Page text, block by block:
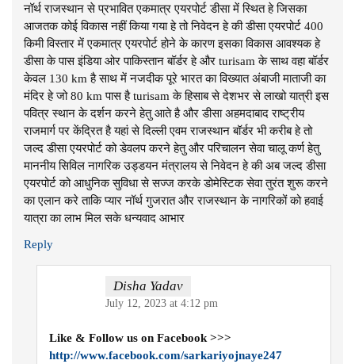
नॉर्थ राजस्थान से प्रभावित एकमात्र एयरपोर्ट डीसा में स्थित हे जिसका
आजतक कोई विकास नहीं किया गया हे तो निवेदन हे की डीसा एयरपोर्ट 400
किमी विस्तार में एकमात्र एयरपोर्ट होने के कारण इसका विकास आवश्यक हे
डीसा के पास इंडिया ओर पाकिस्तान बॉर्डर हे और turisam के साथ वहा बॉर्डर
केवल 130 km है साथ में नजदीक पूरे भारत का विख्यात अंबाजी माताजी का
मंदिर हे जो 80 km पास है turisam के हिसाब से देशभर से लाखो यात्री इस
पवित्र स्थान के दर्शन करने हेतु आते है और डीसा अहमदाबाद राष्ट्रीय
राजमार्ग पर केंद्रित है यहां से दिल्ली एवम राजस्थान बॉर्डर भी करीब हे तो
जल्द डीसा एयरपोर्ट को डेवलप करने हेतु और परिचालन सेवा चालू कर्ण हेतु
माननीय सिविल नागरिक उड्डयन मंत्रालय से निवेदन हे की अब जल्द डीसा
एयरपोर्ट को आधुनिक सुविधा से सज्ज करके डोमेस्टिक सेवा तुरंत शुरू करने
का एलान करे ताकि प्यार नॉर्थ गुजरात और राजस्थान के नागरिकों को हवाई
यात्रा का लाभ मिल सके धन्यवाद आभार
Reply
Disha Yadav
July 12, 2023 at 4:12 pm
Like & Follow us on Facebook >>>
http://www.facebook.com/sarkariyojnaye247